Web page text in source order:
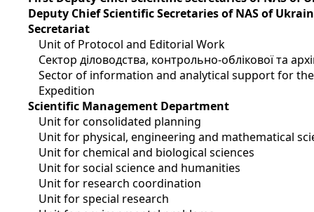
Deputy Chief Scientific Secretaries of NAS of
Secretariat
Unit of Protocol and Editorial Work
Сектор діловодства, контрольно-облікової та
Sector of information and analytical support for
Expedition
Scientific Management Department
Unit for consolidated planning
Unit for physical, engineering and mathematical
Unit for chemical and biological sciences
Unit for social science and humanities
Unit for research coordination
Unit for special research